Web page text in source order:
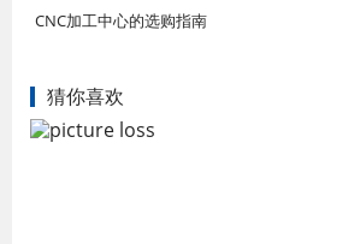
CNC加工中心的选购指南
猜你喜欢